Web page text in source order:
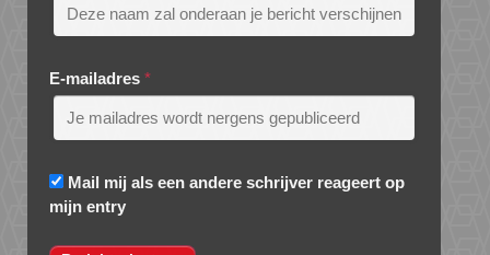
E-mailadres *
Mail mij als een andere schrijver reageert op
mijn entry